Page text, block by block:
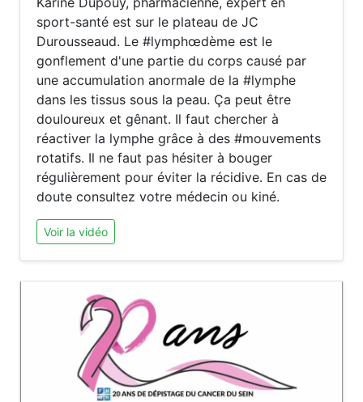
sport-santé est sur le plateau de JC
Durousseaud. Le #lymphœdème est le
gonflement d'une partie du corps causé par
une accumulation anormale de la #lymphe
dans les tissus sous la peau. Ça peut être
douloureux et gênant. Il faut chercher à
réactiver la lymphe grâce à des #mouvements
rotatifs. Il ne faut pas hésiter à bouger
régulièrement pour éviter la récidive. En cas de
doute consultez votre médecin ou kiné.
Voir la vidéo